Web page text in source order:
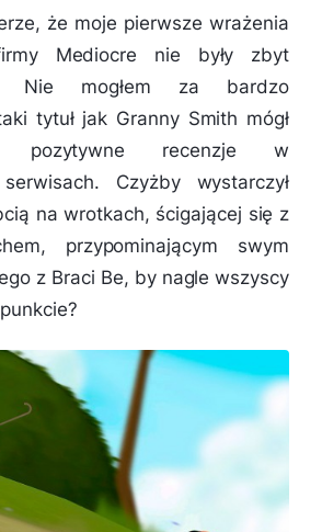
że moje pierwsze wrażenia
Mediocre nie były zbyt
Nie mogłem za bardzo
tytuł jak Granny Smith mógł
pozytywne recenzje w
Czyżby wystarczył
na wrotkach, ścigającej się z
przypominającym swym
z Braci Be, by nagle wszyscy